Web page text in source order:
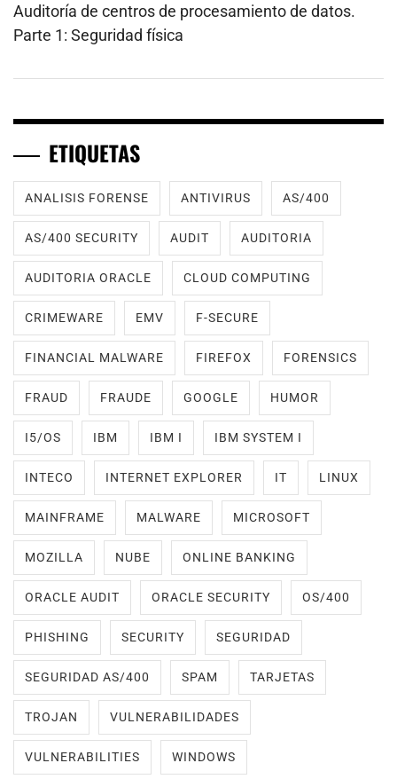
Auditoría de centros de procesamiento de datos.
Parte 1: Seguridad física
ETIQUETAS
ANALISIS FORENSE ANTIVIRUS AS/400
AS/400 SECURITY AUDIT AUDITORIA
AUDITORIA ORACLE CLOUD COMPUTING
CRIMEWARE EMV F-SECURE
FINANCIAL MALWARE FIREFOX FORENSICS
FRAUD FRAUDE GOOGLE HUMOR
I5/OS IBM IBM I IBM SYSTEM I
INTECO INTERNET EXPLORER IT LINUX
MAINFRAME MALWARE MICROSOFT
MOZILLA NUBE ONLINE BANKING
ORACLE AUDIT ORACLE SECURITY OS/400
PHISHING SECURITY SEGURIDAD
SEGURIDAD AS/400 SPAM TARJETAS
TROJAN VULNERABILIDADES
VULNERABILITIES WINDOWS